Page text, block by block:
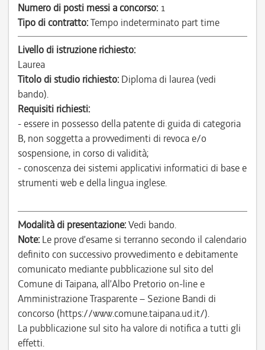
Numero di posti messi a concorso: 1
Tipo di contratto:Tempo indeterminato part time
Livello di istruzione richiesto:
Laurea
Titolo di studio richiesto: Diploma di laurea (vedi
bando).
Requisiti richiesti:
- essere in possesso della patente di guida di categoria
B, non soggetta a provvedimenti di revoca e/o
sospensione, in corso di validità;
- conoscenza dei sistemi applicativi informatici di base e
strumenti web e della lingua inglese.
Modalità di presentazione:Vedi bando.
Note: Le prove d’esame si terranno secondo il calendario
definito con successivo provvedimento e debitamente
comunicato mediante pubblicazione sul sito del
Comune di Taipana, all’Albo Pretorio on-line e
Amministrazione Trasparente – Sezione Bandi di
concorso (https://www.comune.taipana.ud.it/).
La pubblicazione sul sito ha valore di notifica a tutti gli
effetti.